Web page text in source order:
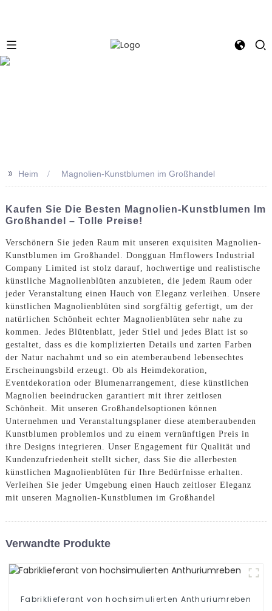
>> Heim Magnolien-Kunstblumen im Großhandel
Kaufen Sie Die Besten Magnolien-Kunstblumen Im
Großhandel – Tolle Preise!
Verschönern Sie jeden Raum mit unseren exquisiten Magnolien-
Kunstblumen im Großhandel. Dongguan Hmflowers Industrial
Company Limited ist stolz darauf, hochwertige und realistische
künstliche Magnolienblüten anzubieten, die jedem Raum oder
jeder Veranstaltung einen Hauch von Eleganz verleihen. Unsere
künstlichen Magnolienblüten sind sorgfältig gefertigt, um der
natürlichen Schönheit echter Magnolienblüten sehr nahe zu
kommen. Jedes Blütenblatt, jeder Stiel und jedes Blatt ist so
gestaltet, dass es die komplizierten Details und zarten Farben
der Natur nachahmt und so ein atemberaubend lebensechtes
Erscheinungsbild erzeugt. Ob als Heimdekoration,
Eventdekoration oder Blumenarrangement, diese künstlichen
Magnolien beeindrucken garantiert mit ihrer zeitlosen
Schönheit. Mit unseren Großhandelsoptionen können
Unternehmen und Veranstaltungsplaner diese atemberaubenden
Kunstblumen problemlos und zu einem vernünftigen Preis in
ihre Designs integrieren. Unser Engagement für Qualität und
Kundenzufriedenheit stellt sicher, dass Sie die allerbesten
künstlichen Magnolienblüten für Ihre Bedürfnisse erhalten.
Verleihen Sie jeder Umgebung einen Hauch zeitloser Eleganz
mit unseren Magnolien-Kunstblumen im Großhandel
Verwandte Produkte
Fabriklieferant von hochsimulierten Anthuriumreben